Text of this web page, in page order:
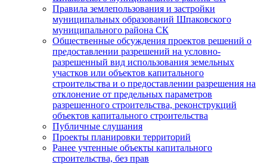
Правила землепользования и застройки
муниципальных образований Шпаковского
муниципального района СК
Общественные обсуждения проектов решений о
предоставлении разрешений на условно-
разрешенный вид использования земельных
участков или объектов капитального
строительства и о предоставлении разрешения на
отклонение от предельных параметров
разрешенного строительства, реконструкций
объектов капитального строительства
Публичные слушания
Проекты планировки территорий
Ранее учтенные объекты капитального
строительства, без прав